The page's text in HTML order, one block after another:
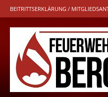
BEITRITTSERKLÄRUNG /